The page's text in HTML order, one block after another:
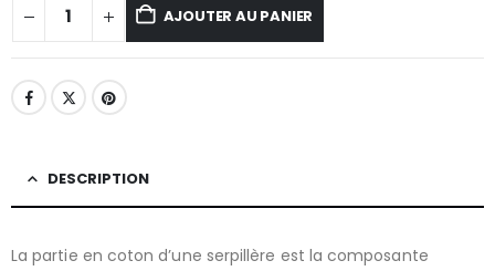
AJOUTER AU PANIER
DESCRIPTION
La partie en coton d’une serpillère est la composante